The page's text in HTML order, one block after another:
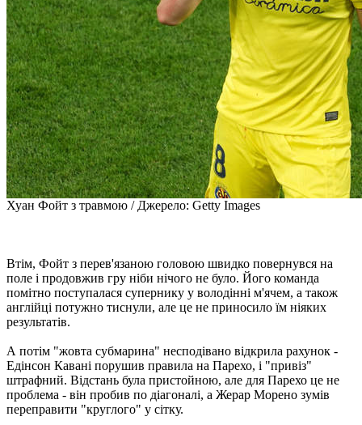
Хуан Фойт з травмою / Джерело: Getty Images
Втім, Фойт з перев'язаною головою швидко повернувся на
поле і продовжив гру ніби нічого не було. Його команда
помітно поступалася супернику у володінні м'ячем, а також
англійці потужно тиснули, але це не приносило їм ніяких
результатів.
А потім "жовта субмарина" несподівано відкрила рахунок -
Едінсон Кавані порушив правила на Парехо, і "привіз"
штрафний. Відстань була пристойною, але для Парехо це не
проблема - він пробив по діагоналі, а Жерар Морено зумів
переправити "круглого" у сітку.